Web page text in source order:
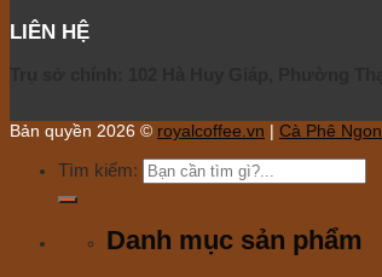
LIÊN HỆ
Bản quyền 2026 © royalcoffee.vn | Cà Phê Ngon
Tìm kiếm:
Danh mục sản phẩm